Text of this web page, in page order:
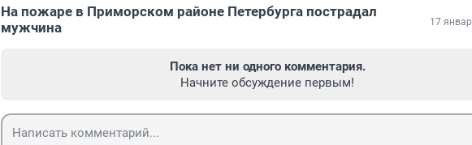
На пожаре в Приморском районе Петербурга пострадал
мужчина
17
Пока нет ни одного комментария.
Начните обсуждение первым!